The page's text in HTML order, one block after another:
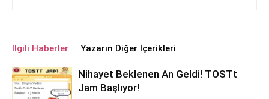
İlgili Haberler Yazarın Diğer İçerikleri
Nihayet Beklenen An Geldi! TOSTt
Jam Başlıyor!